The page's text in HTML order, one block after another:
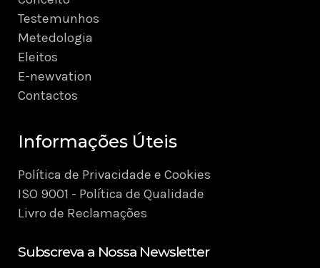
Testemunhos
Metedologia
Eleitos
E-newvation
Contactos
Informações Úteis
Política de Privacidade e Cookies
ISO 9001 - Política de Qualidade
Livro de Reclamações
Subscreva a Nossa Newsletter